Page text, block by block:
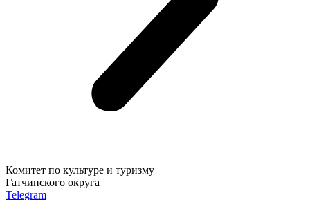
Комитет по культуре и туризму
Гатчинского округа
Telegram